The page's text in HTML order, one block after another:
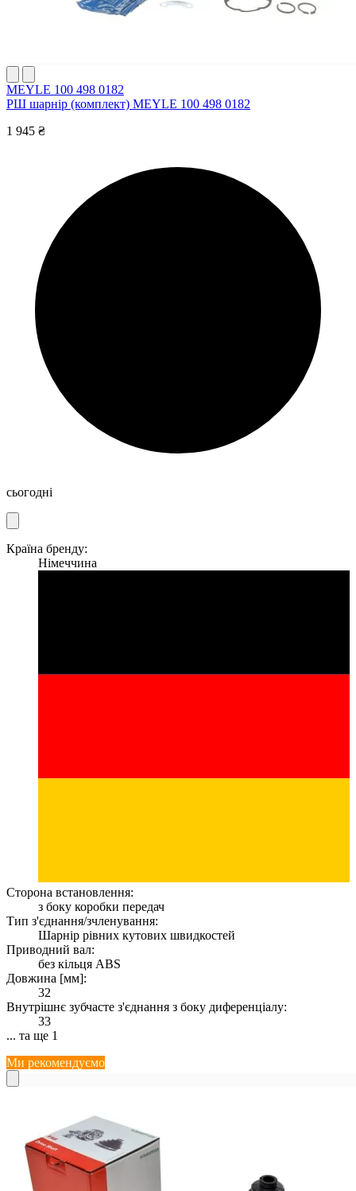
MEYLE 100 498 0182
РШ шарнір (комплект) MEYLE 100 498 0182
1 945 ₴
сьогодні
Країна бренду:
Німеччина
Сторона встановлення:
з боку коробки передач
Тип з'єднання/зчленування:
Шарнір рівних кутових швидкостей
Приводний вал:
без кільця ABS
Довжина [мм]:
32
Внутрішнє зубчасте з'єднання з боку диференціалу:
33
... та ще 1
Ми рекомендуємо